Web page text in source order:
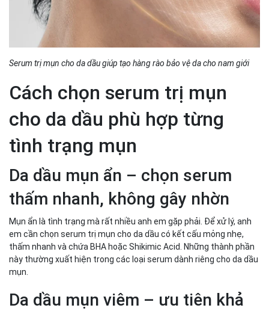
Serum trị mụn cho da dầu giúp tạo hàng rào bảo vệ da cho nam giới
Cách chọn serum trị mụn
cho da dầu phù hợp từng
tình trạng mụn
Da dầu mụn ẩn – chọn serum
thấm nhanh, không gây nhờn
Mụn ẩn là tình trạng mà rất nhiều anh em gặp phải. Để xử lý, anh
em cần chọn serum trị mụn cho da dầu có kết cấu mỏng nhẹ,
thấm nhanh và chứa BHA hoặc Shikimic Acid. Những thành phần
này thường xuất hiện trong các loại serum dành riêng cho da dầu
mụn.
Da dầu mụn viêm – ưu tiên khả